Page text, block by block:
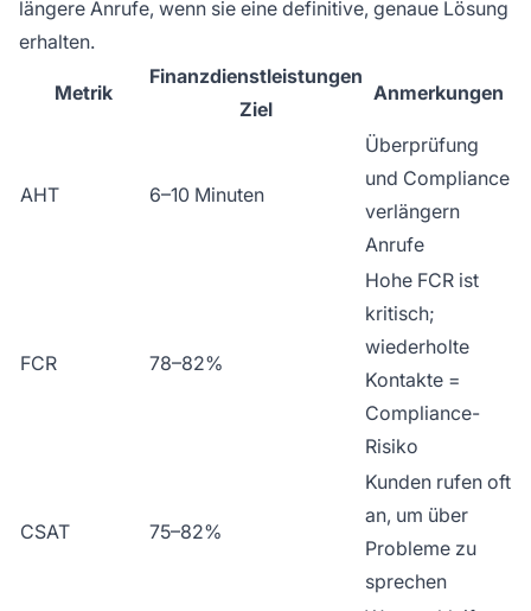
längere Anrufe, wenn sie eine definitive, genaue Lösung
erhalten.
Metrik
Finanzdienstleistungen
Ziel
Anmerkungen
AHT 6–10 Minuten
Überprüfung
und Compliance
verlängern
Anrufe
FCR 78–82%
Hohe FCR ist
kritisch;
wiederholte
Kontakte =
Compliance-
Risiko
CSAT 75–82%
Kunden rufen oft
an, um über
Probleme zu
sprechen